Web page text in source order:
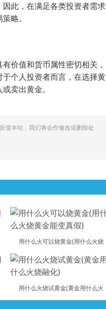
此，在满足各类投资者需求
略。
价值和货币属性密切相关，
个人投资者而言，在选择黄
卖出黄金。
馈本站，我们将会作修改或删除处
用什么火可以烧黄金(用什么火烧
用什么火烧试黄金(黄金用什么火